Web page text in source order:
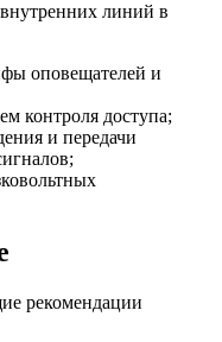
линий в
оповещателей и
контроля доступа;
и передачи
рекомендации